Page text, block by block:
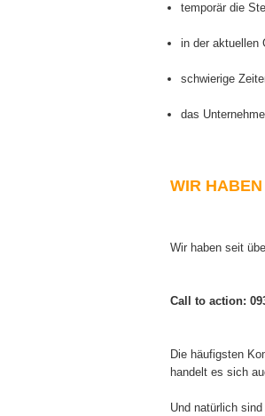
temporär die
in der aktuellen
schwierige
das
WIR
Wir haben seit
Call to action:
Die häufigsten
handelt es sich
Und natürlich